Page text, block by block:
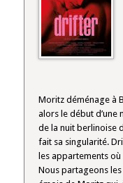
Moritz déménage à
alors le début d’une
de la nuit berlinoise
fait sa singularité.
les appartements
Nous partageons